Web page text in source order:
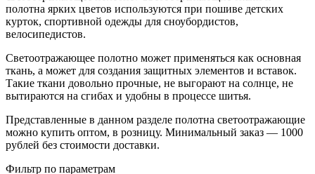
полотна ярких цветов используются при пошиве детских
курток, спортивной одежды для сноубордистов,
велосипедистов.
Светоотражающее полотно может применяться как основная
ткань, а может для создания защитных элементов и вставок.
Такие ткани довольно прочные, не выгорают на солнце, не
вытираются на сгибах и удобны в процессе шитья.
Представленные в данном разделе полотна светоотражающие
можно купить оптом, в розницу. Минимальный заказ — 1000
рублей без стоимости доставки.
Фильтр по параметрам